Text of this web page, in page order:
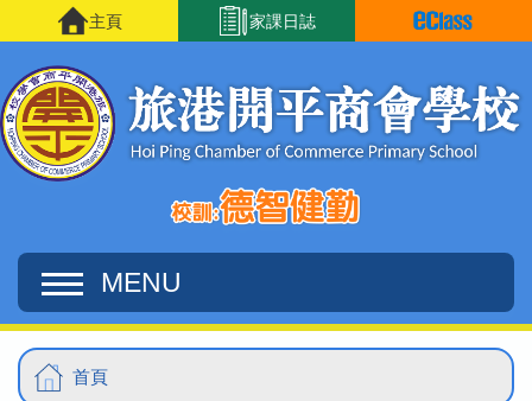
移至主內容 家課日誌
主頁
MENU
Main
導
首頁